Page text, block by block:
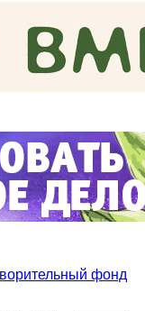
фонд